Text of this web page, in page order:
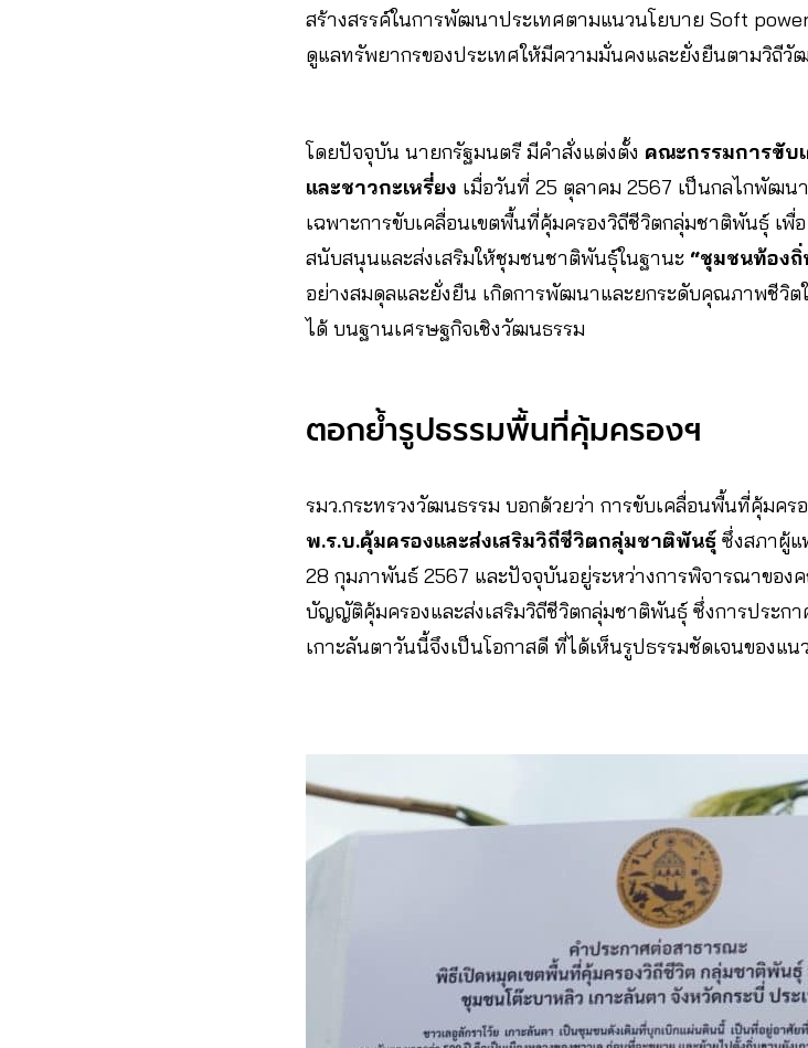
สร้างสรรค์ในการพัฒนาประเทศตามแนวนโยบาย Soft
ดูแลทรัพยากรของประเทศให้มีความมั่นคงและยั่งยืนตามวิถี
โดยปัจจุบัน นายกรัฐมนตรี มีคำสั่งแต่งตั้ง คณะกรรมการขับ
และชาวกะเหรี่ยง เมื่อวันที่ 25 ตุลาคม 2567 เป็นกลไกพัฒ
เฉพาะการขับเคลื่อนเขตพื้นที่คุ้มครองวิถีชีวิตกลุ่มชาติพันธุ์ เพื่อ
สนับสนุนและส่งเสริมให้ชุมชนชาติพันธุ์ในฐานะ “ชุมชนท้องถิ่
อย่างสมดุลและยั่งยืน เกิดการพัฒนาและยกระดับคุณภาพชีวิต
ได้ บนฐานเศรษฐกิจเชิงวัฒนธรรม
ตอกย้ำรูปธรรมพื้นที่คุ้มครองฯ
รมว.กระทรวงวัฒนธรรม บอกด้วยว่า การขับเคลื่อนพื้นที่คุ้มคร
พ.ร.บ.คุ้มครองและส่งเสริมวิถีชีวิตกลุ่มชาติพันธุ์ ซึ่งสภาผู้แ
28 กุมภาพันธ์ 2567 และปัจจุบันอยู่ระหว่างการพิจารณาของ
บัญญัติคุ้มครองและส่งเสริมวิถีชีวิตกลุ่มชาติพันธุ์ ซึ่งการประก
เกาะลันตาวันนี้จึงเป็นโอกาสดี ที่ได้เห็นรูปธรรมชัดเจนของ